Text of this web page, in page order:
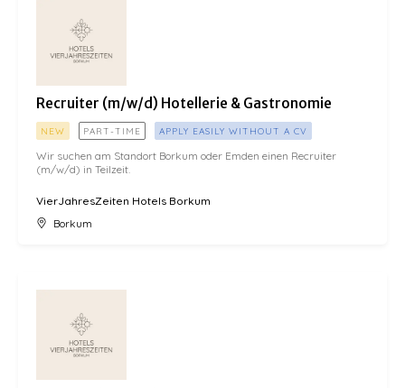
Recruiter (m/w/d) Hotellerie & Gastronomie
NEW PART-TIME APPLY EASILY WITHOUT A CV
Wir suchen am Standort Borkum oder Emden einen Recruiter
(m/w/d) in Teilzeit.
VierJahresZeiten Hotels Borkum
Borkum